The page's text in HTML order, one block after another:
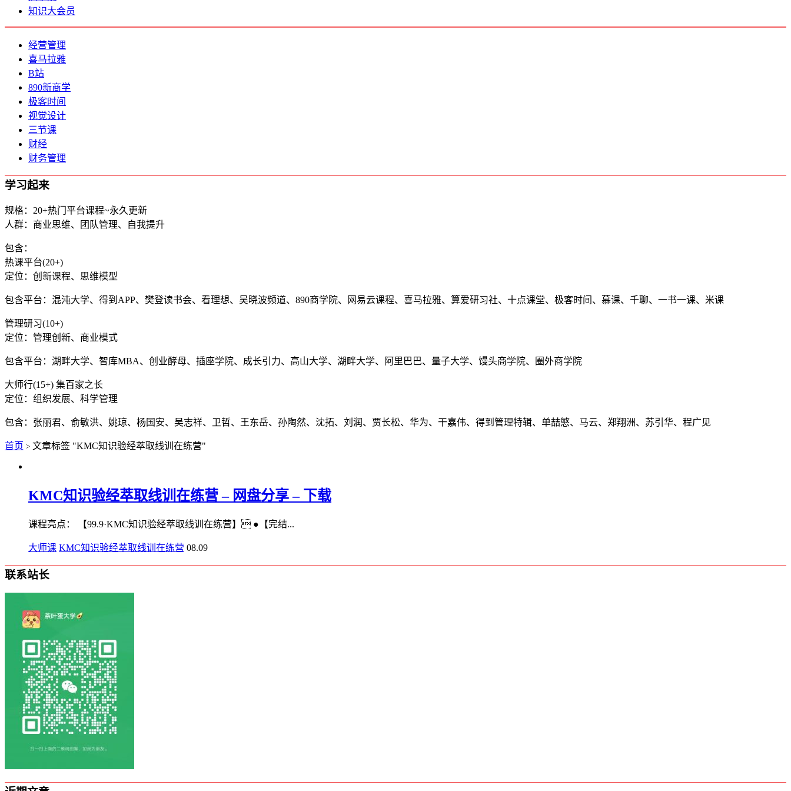
知识大会员
经营管理
喜马拉雅
B站
890新商学
极客时间
视觉设计
三节课
财经
财务管理
学习起来
规格：20+热门平台课程~永久更新
人群：商业思维、团队管理、自我提升
包含：
热课平台(20+)
定位：创新课程、思维模型
包含平台：混沌大学、得到APP、樊登读书会、看理想、吴晓波频道、890商学院、网易云课程、喜马拉雅、算爱研习社、十点课堂、极客时间、慕课、千聊、一书一课、米课
管理研习(10+)
定位：管理创新、商业模式
包含平台：湖畔大学、智库MBA、创业酵母、插座学院、成长引力、高山大学、湖畔大学、阿里巴巴、量子大学、馒头商学院、圈外商学院
大师行(15+) 集百家之长
定位：组织发展、科学管理
包含：张丽君、俞敏洪、姚琼、杨国安、吴志祥、卫哲、王东岳、孙陶然、沈拓、刘润、贾长松、华为、干嘉伟、得到管理特辑、单喆慜、马云、郑翔洲、苏引华、程广见
首页 > 文章标签 "KMC知识验经萃取线训在‬练营"
KMC知识验经萃取线训在‬练营 – 网盘分享 – 下载
课程亮点： 【99.9·KMC知识验经萃取线训在‬练营】​͏ ●【完结...
大师课 KMC知识验经萃取线训在‬练营 08.09
联系站长